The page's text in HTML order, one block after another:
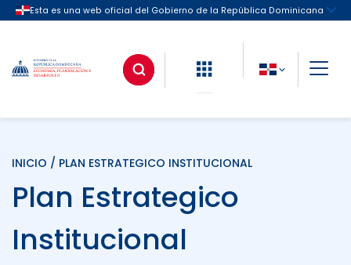
INICIO / PLAN ESTRATEGICO INSTITUCIONAL
Plan Estrategico
Institucional